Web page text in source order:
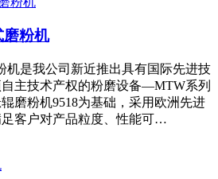
粉机
机是我公司新近推出具有国际先进技
主技术产权的粉磨设备—MTW系列
磨粉机9518为基础，采用欧洲先进
客户对产品粒度、性能可…